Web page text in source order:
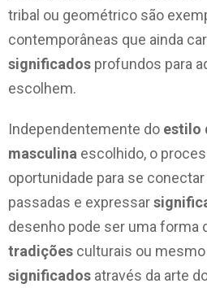
tribal ou geométrico são
contemporâneas que ainda
significados profundos para
escolhem.
Independentemente do estilo
masculina escolhido, o
oportunidade para se
passadas e expressar
desenho pode ser uma forma
tradições culturais ou
significados através da arte